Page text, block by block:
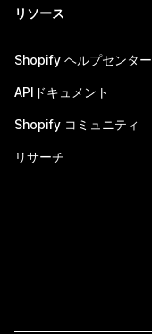
リソース
Shopify ヘルプセンター
APIドキュメント
Shopify コミュニティ
リサーチ